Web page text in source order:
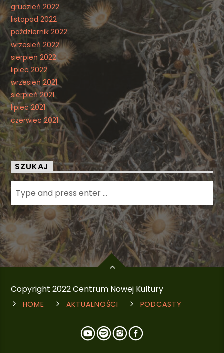
grudzień 2022
listopad 2022
październik 2022
wrzesień 2022
sierpień 2022
lipiec 2022
wrzesień 2021
sierpień 2021
lipiec 2021
czerwiec 2021
SZUKAJ
Copyright 2022 Centrum Nowej Kultury
HOME AKTUALNOŚCI PODCASTY